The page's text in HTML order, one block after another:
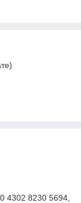
4302 8230 5694,